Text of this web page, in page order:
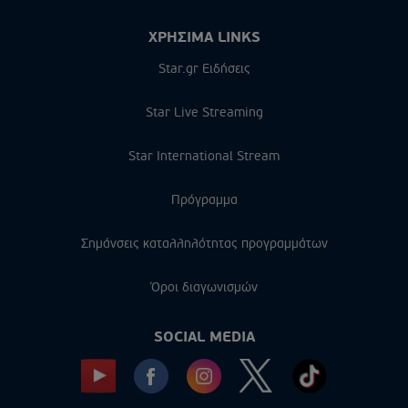
ΧΡΗΣΙΜΑ LINKS
Star.gr Ειδήσεις
Star Live Streaming
Star International Stream
Πρόγραμμα
Σημάνσεις καταλληλότητας προγραμμάτων
Όροι διαγωνισμών
SOCIAL MEDIA